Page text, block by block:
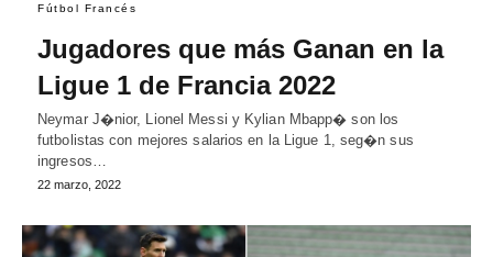
Fútbol Francés
Jugadores que más Ganan en la
Ligue 1 de Francia 2022
Neymar J�nior, Lionel Messi y Kylian Mbapp� son los
futbolistas con mejores salarios en la Ligue 1, seg�n sus
ingresos…
22 marzo, 2022